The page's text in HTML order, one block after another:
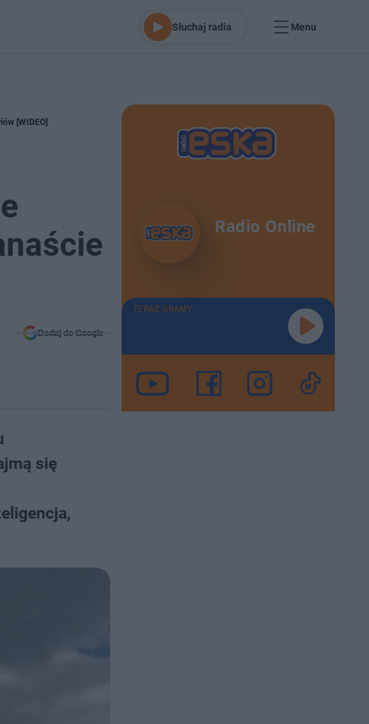
Słuchaj radia Menu
[WIDEO]
Dodaj do Google
się
Radio Online
TERAZ GRAMY